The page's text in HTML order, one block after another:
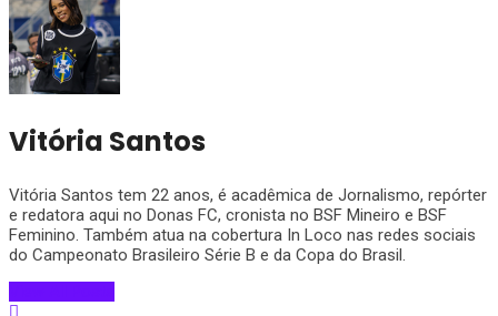
Vitória Santos
Vitória Santos tem 22 anos, é acadêmica de Jornalismo, repórter
e redatora aqui no Donas FC, cronista no BSF Mineiro e BSF
Feminino. Também atua na cobertura In Loco nas redes sociais
do Campeonato Brasileiro Série B e da Copa do Brasil.